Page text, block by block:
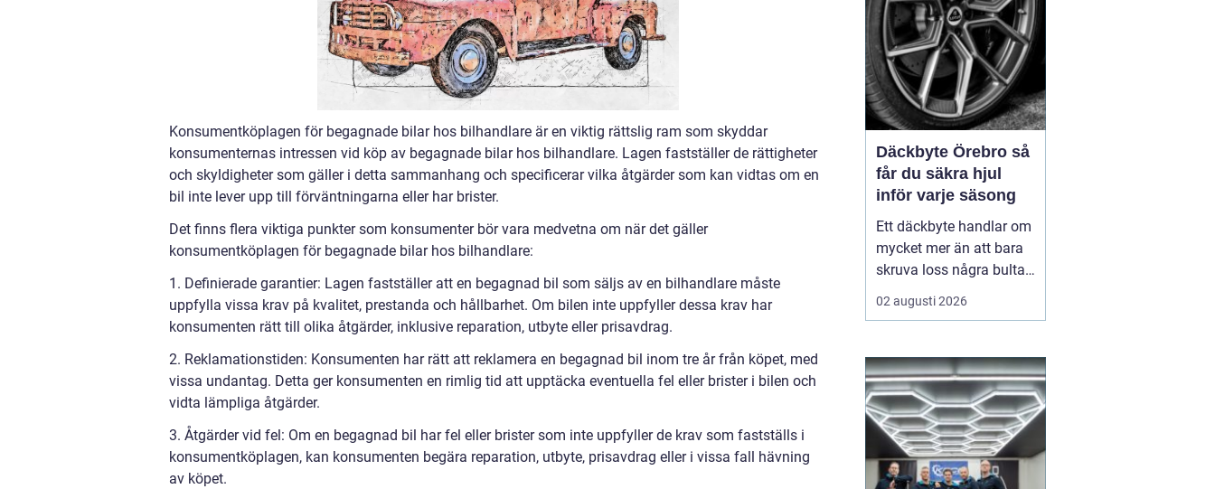
Konsumentköplagen för begagnade bilar hos bilhandlare är en viktig rättslig ram som skyddar
konsumenternas intressen vid köp av begagnade bilar hos bilhandlare. Lagen fastställer de rättigheter
och skyldigheter som gäller i detta sammanhang och specificerar vilka åtgärder som kan vidtas om en
bil inte lever upp till förväntningarna eller har brister.
Det finns flera viktiga punkter som konsumenter bör vara medvetna om när det gäller
konsumentköplagen för begagnade bilar hos bilhandlare:
1. Definierade garantier: Lagen fastställer att en begagnad bil som säljs av en bilhandlare måste
uppfylla vissa krav på kvalitet, prestanda och hållbarhet. Om bilen inte uppfyller dessa krav har
konsumenten rätt till olika åtgärder, inklusive reparation, utbyte eller prisavdrag.
2. Reklamationstiden: Konsumenten har rätt att reklamera en begagnad bil inom tre år från köpet, med
vissa undantag. Detta ger konsumenten en rimlig tid att upptäcka eventuella fel eller brister i bilen och
vidta lämpliga åtgärder.
3. Åtgärder vid fel: Om en begagnad bil har fel eller brister som inte uppfyller de krav som fastställs i
konsumentköplagen, kan konsumenten begära reparation, utbyte, prisavdrag eller i vissa fall hävning
av köpet.
Däckbyte Örebro så
får du säkra hjul
inför varje säsong
Ett däckbyte handlar om
mycket mer än att bara
skruva loss några bultar.
För bilägare i Örebro kan
skillnaden mellan bra
tydligt när första
snöfallet kommer, eller
när sommarregnet gör
vägarna hala. Med rätt
kunskap om däck, da...
02 augusti 2026